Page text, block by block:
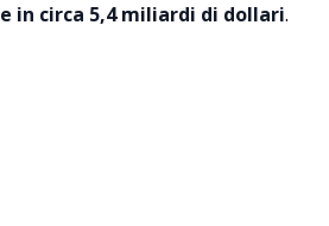
in circa 5,4 miliardi di dollari.